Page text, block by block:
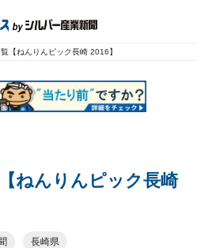
覧【ねんりんピック長崎 2016】
ねんりんピック長崎
長崎県